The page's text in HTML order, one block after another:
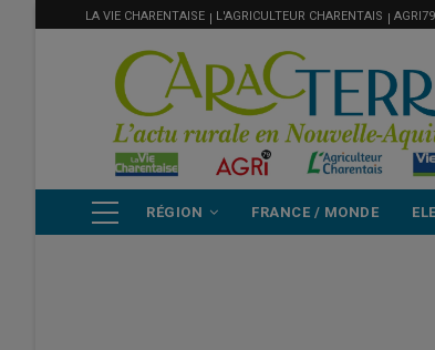
MENU
FILIÈRE
LA VIE CHARENTAISE L'AGRICULTEUR CHARENTAIS AGRI79
PRINCIPALE
RÉGION FRANCE / MONDE